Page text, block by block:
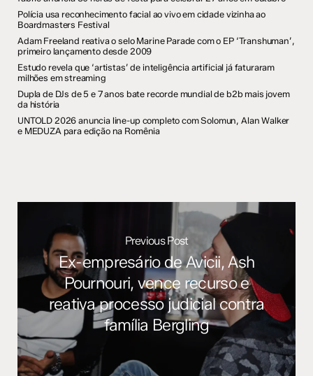
Polícia usa reconhecimento facial ao vivo em cidade vizinha ao
Boardmasters Festival
Adam Freeland reativa o selo Marine Parade com o EP ‘Transhuman’,
primeiro lançamento desde 2009
Estudo revela que ‘artistas’ de inteligência artificial já faturaram
milhões em streaming
Dupla de DJs de 5 e 7 anos bate recorde mundial de b2b mais jovem
da história
UNTOLD 2026 anuncia line-up completo com Solomun, Alan Walker
e MEDUZA para edição na Romênia
Previous Post
Ex-empresário de Avicii, Ash
Pournouri, vence recurso e
reativa processo judicial contra
família Bergling